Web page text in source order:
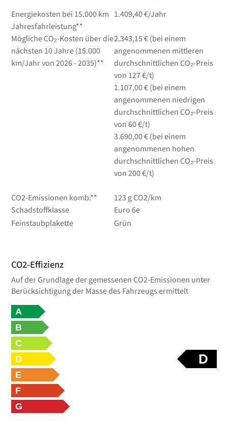
Energiekosten bei 15.000 km
Jahresfahrleistung**
1.409,40 €/Jahr
Mögliche CO₂-Kosten über die
nächsten 10 Jahre (15.000
km/Jahr von 2026 - 2035)**
2.343,15 € (bei einem
angenommenen mittleren
durchschnittlichen CO₂-Preis
von 127 €/t)
1.107,00 € (bei einem
angenommenen niedrigen
durchschnittlichen CO₂-Preis
von 60 €/t)
3.690,00 € (bei einem
angenommenen hohen
durchschnittlichen CO₂-Preis
von 200 €/t)
CO2-Emissionen komb.**
123 g CO2/km
Schadstoffklasse
Euro 6e
Feinstaubplakette
Grün
CO2-Effizienz
Auf der Grundlage der gemessenen CO2-Emissionen unter
Berücksichtigung der Masse des Fahrzeugs ermittelt
D
A
B
C
D
E
F
G